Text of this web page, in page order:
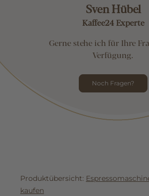
Sven Hübel
Kaffee24 Experte
Gerne stehe ich für Ihre
Verfügung.
Noch Fragen?
Produktübersicht:
kaufen